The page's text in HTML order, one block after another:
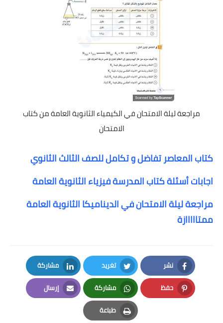
مراجعة ليلة الامتحان في الكيمياء الثانوية العامة من كتاب
الامتحان
كتاب المعاصر تفاضل و تكامل للصف الثالث الثانوي
اجابات أسئلة كتاب المدرسة فيزياء الثانوية العامة
مراجعة ليلة الامتحان في الديناميكا الثانوية العامة
ممتااااازة
نشر
Facebook
تغريد
Twitter
مشاركة
LinkedIn
حفظ
Pinterest
مشاركة
Whatsapp
إرسال
Email
طباعة